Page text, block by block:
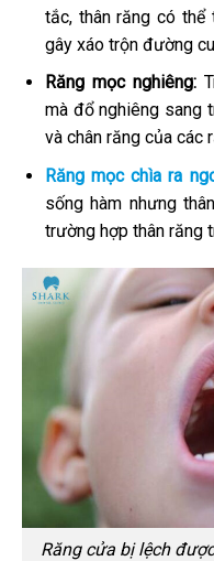
tắc, thân răng có thể
gây xáo trộn đường
Răng mọc nghiêng:
mà đổ nghiêng sang
và chân răng của các
Răng mọc chìa ra
sống hàm nhưng
trường hợp thân răng
Răng cửa bị lệch